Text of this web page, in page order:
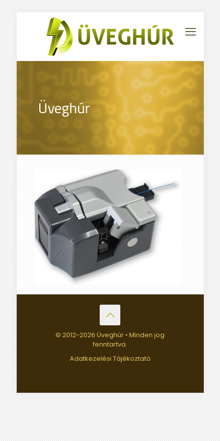
Üveghúr
© 2012-2026 Üveghúr • Minden jog
fenntartva.
Adatkezelési Tájékoztató